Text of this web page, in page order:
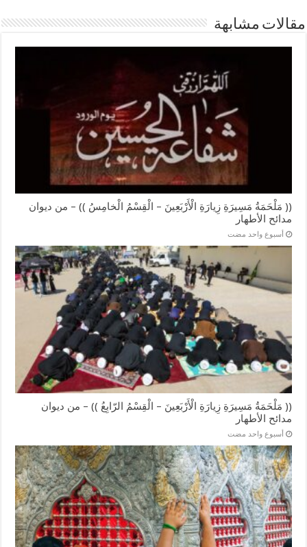
مقالات مشابهة
(( مَلْحَمَةُ مَسِيرَةِ زِيارَةِ الْأَرْبَعِينَ – الْقِسْمُ الْخامِسُ )) – من ديوان
مدائح الأطهار
‏أسبوع واحد مضت
(( مَلْحَمَةُ مَسِيرَةِ زِيارَةِ الْأَرْبَعِينَ – الْقِسْمُ الرّابِعُ )) – من ديوان
مدائح الأطهار
‏أسبوع واحد مضت